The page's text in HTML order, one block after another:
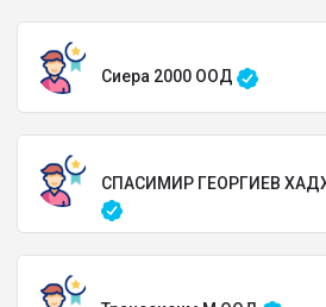
Сиера 2000 ООД
СПАСИМИР ГЕОРГИЕВ